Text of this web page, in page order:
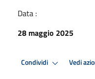
Data :
28 maggio 2025
Condividi Vedi